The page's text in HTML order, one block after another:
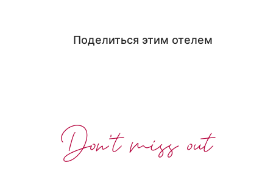
Поделиться этим отелем
Don't miss out